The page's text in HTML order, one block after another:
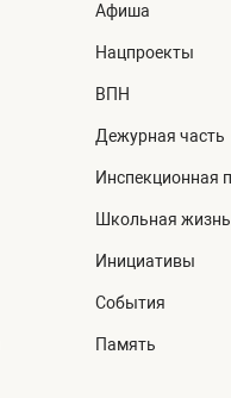
Афиша
Нацпроекты
ВПН
Дежурная часть
Инспекционная
Школьная жизнь
Инициативы
События
Память